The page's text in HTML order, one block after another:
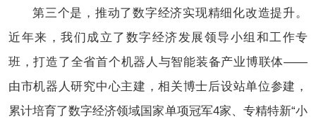
第三个是，推动了数字经济实现精细化改造提升。
近年来，我们成立了数字经济发展领导小组和工作专
班，打造了全省首个机器人与智能装备产业博联体——
由市机器人研究中心主建，相关博士后设站单位参建，
累计培育了数字经济领域国家单项冠军4家、专精特新“小